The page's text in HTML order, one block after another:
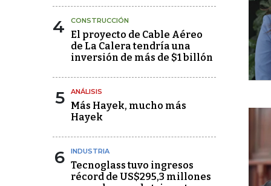
4 CONSTRUCCIÓN
El proyecto de Cable Aéreo
de La Calera tendría una
inversión de más de $1 billón
5 ANÁLISIS
Más Hayek, mucho más
Hayek
6 INDUSTRIA
Tecnoglass tuvo ingresos
récord de US$295,3 millones